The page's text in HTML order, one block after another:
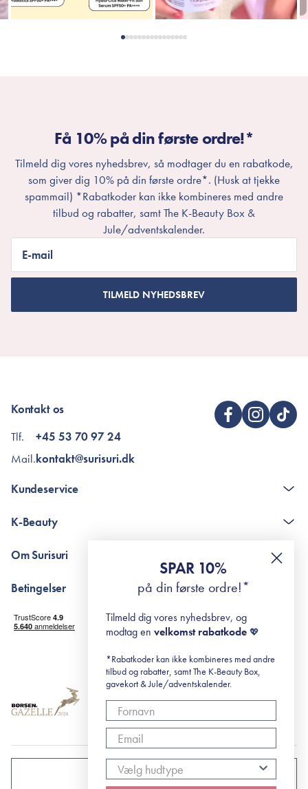
Få 10% på din første ordre!*
Tilmeld dig vores nyhedsbrev, så modtager du en rabatkode,
som giver dig 10% på din første ordre*. (Husk at tjekke
spammail) *Rabatkoder kan ikke kombineres med andre
tilbud og rabatter, samt The K-Beauty Box &
Jule/adventskalender.
E-mail
TILMELD NYHEDSBREV
Kontakt os
Tlf.
Mail.
+45 53 70 97 24
kontakt@surisuri.dk
Kundeservice
The K-Beauty Box - spørgsmål og svar
RE-ZIP
K-Beauty
Retinol for begyndere
surisuri's mini guide til rosacea
Om Surisuri
Black Friday
Betingelser
Levering og returnering
Handelsbetingelser
Abonnementsbetingelser
DANMARK
SPAR 10%
på din første ordre!*
Tilmeld dig vores nyhedsbrev, og
modtag en velkomst rabatkode 💖
*Rabatkoder kan ikke kombineres med andre
tilbud og rabatter, samt The K-Beauty Box,
gavekort & Jule/adventskalender.